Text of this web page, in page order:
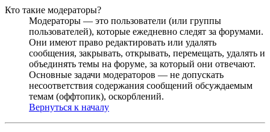
Кто такие модераторы?
Модераторы — это пользователи (или группы
пользователей), которые ежедневно следят за форумами.
Они имеют право редактировать или удалять
сообщения, закрывать, открывать, перемещать, удалять и
объединять темы на форуме, за который они отвечают.
Основные задачи модераторов — не допускать
несоответствия содержания сообщений обсуждаемым
темам (оффтопик), оскорблений.
Вернуться к началу